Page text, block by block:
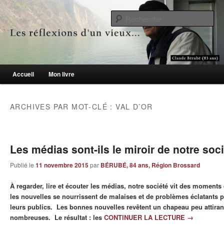
Les réflexions d'un vieux…
Le blogue des aînés de 65 ans et +
Menu principal
Aller au contenu principal
Aller au contenu secondaire
Accueil Mon livre
ARCHIVES PAR MOT-CLÉ :VAL D’OR
Les médias sont-ils le miroir de notre
Publié le 11 novembre 2015par BÉRUBÉ, 84 ans, Région Brossard
À regarder, lire et écouter les médias, notre société vit des
les nouvelles se nourrissent de malaises et de problèmes éclatants
leurs publics. Les bonnes nouvelles revêtent un chapeau peu
nombreuses. Le résultat : les CONTINUER LA LECTURE →